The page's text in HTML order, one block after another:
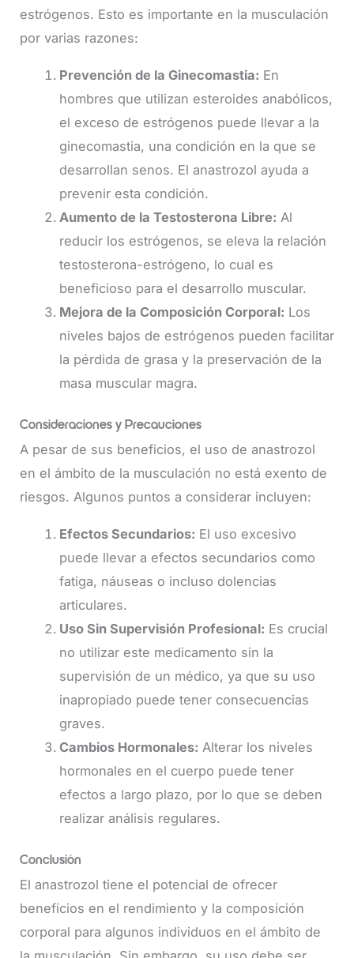
estrógenos. Esto es importante en la musculación
por varias razones:
Prevención de la Ginecomastia: En
hombres que utilizan esteroides anabólicos,
el exceso de estrógenos puede llevar a la
ginecomastia, una condición en la que se
desarrollan senos. El anastrozol ayuda a
prevenir esta condición.
Aumento de la Testosterona Libre: Al
reducir los estrógenos, se eleva la relación
testosterona-estrógeno, lo cual es
beneficioso para el desarrollo muscular.
Mejora de la Composición Corporal: Los
niveles bajos de estrógenos pueden facilitar
la pérdida de grasa y la preservación de la
masa muscular magra.
Consideraciones y Precauciones
A pesar de sus beneficios, el uso de anastrozol
en el ámbito de la musculación no está exento de
riesgos. Algunos puntos a considerar incluyen:
Efectos Secundarios: El uso excesivo
puede llevar a efectos secundarios como
fatiga, náuseas o incluso dolencias
articulares.
Uso Sin Supervisión Profesional: Es crucial
no utilizar este medicamento sin la
supervisión de un médico, ya que su uso
inapropiado puede tener consecuencias
graves.
Cambios Hormonales: Alterar los niveles
hormonales en el cuerpo puede tener
efectos a largo plazo, por lo que se deben
realizar análisis regulares.
Conclusión
El anastrozol tiene el potencial de ofrecer
beneficios en el rendimiento y la composición
corporal para algunos individuos en el ámbito de